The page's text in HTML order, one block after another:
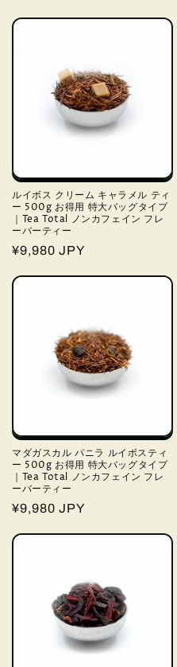
価
ルイボス クリーム キャラメル ティ
ー 500g お得用 特大バッグタイプ
｜Tea Total ノンカフェイン フレ
ーバーティー
通
価
¥9,980 JPY
マダガスカル バニラ ルイボスティ
ー 500g お得用 特大バッグタイプ
｜Tea Total ノンカフェイン フレ
ーバーティー
通
価
¥9,980 JPY